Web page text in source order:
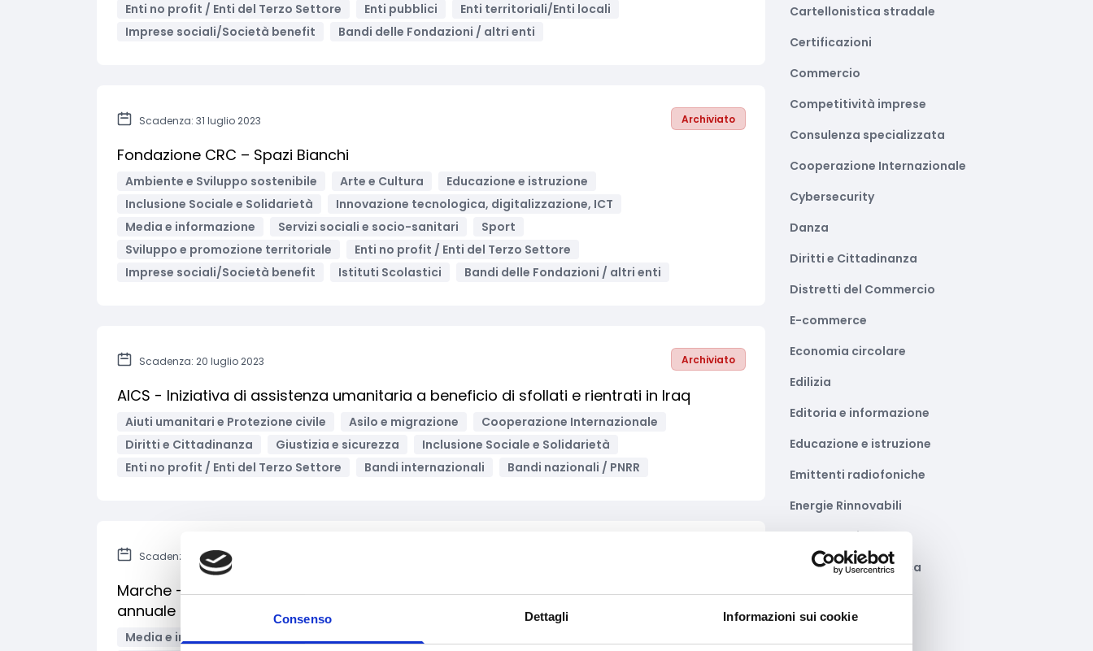
Consenso Dettagli Informazioni sui cookie
Enti no profit / Enti del Terzo Settore
Enti pubblici
Enti territoriali/Enti locali
Imprese sociali/Società benefit
Bandi delle Fondazioni / altri enti
Scadenza: 31 luglio 2023 Archiviato
Fondazione CRC – Spazi Bianchi
Ambiente e Sviluppo sostenibile Arte e Cultura
Educazione e istruzione
Inclusione Sociale e Solidarietà
Innovazione tecnologica, digitalizzazione, ICT
Media e informazione
Servizi sociali e socio-sanitari
Sport
Sviluppo e promozione territoriale
Enti no profit / Enti del Terzo Settore
Imprese sociali/Società benefit
Istituti Scolastici Bandi delle Fondazioni / altri enti
Scadenza: 20 luglio 2023 Archiviato
AICS - Iniziativa di assistenza umanitaria a beneficio di sfollati e rientrati in Iraq
Aiuti umanitari e Protezione civile Asilo e migrazione
Cooperazione Internazionale
Diritti e Cittadinanza
Giustizia e sicurezza
Inclusione Sociale e Solidarietà
Enti no profit / Enti del Terzo Settore
Bandi internazionali Bandi nazionali / PNRR
Scadenza: 30 giugno 2023
Marche - Iniziative di disseminazione ed altri interventi di rilievo relativi al Programma
annuale degli interventi di promozione sportiva
Media e informazione Salute e medicina Sport
Cartellonistica stradale
Certificazioni
Commercio
Competitività imprese
Consulenza specializzata
Cooperazione Internazionale
Cybersecurity
Danza
Diritti e Cittadinanza
Distretti del Commercio
E-commerce
Economia circolare
Edilizia
Editoria e informazione
Educazione e istruzione
Emittenti radiofoniche
Energie Rinnovabili
Farmaceutico
Farmacia e/o chimica
Fashion